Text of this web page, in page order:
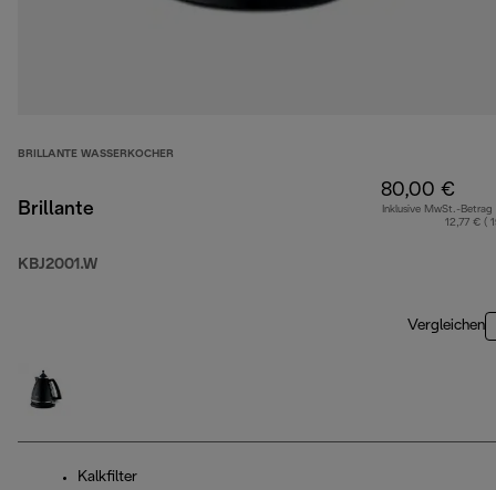
BRILLANTE WASSERKOCHER
Brillante
KBJ2001.W
80,00 €
Inklusive MwSt.-Betrag
12,77 € (
Vergleichen
Kalkfilter